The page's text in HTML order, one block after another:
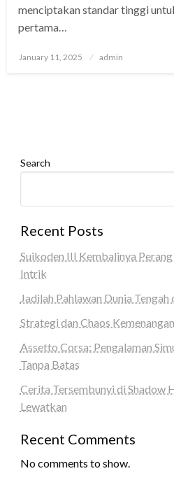
menciptakan standar tinggi
pertama…
Posted
January 11, 2025 admin
Search
Recent Posts
Suikoden III Kembalinya Perang
Intrik
Jadilah Pahlawan Dunia
Strategi dan Chaos
Assetto Corsa: Pengalaman
Tanpa Batas
Cerita Tersembunyi di Shadow
Lewatkan
Recent Comments
No comments to show.